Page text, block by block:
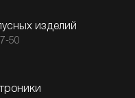
изделий
50